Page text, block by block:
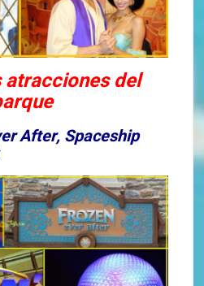
del
After, Spaceship